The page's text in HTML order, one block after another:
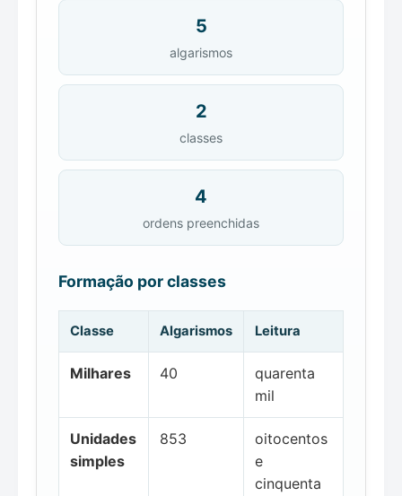
5
algarismos
2
classes
4
ordens preenchidas
Formação por classes
Classe Algarismos Leitura
Milhares 40
quarenta
mil
Unidades
simples
853
oitocentos
e
cinquenta